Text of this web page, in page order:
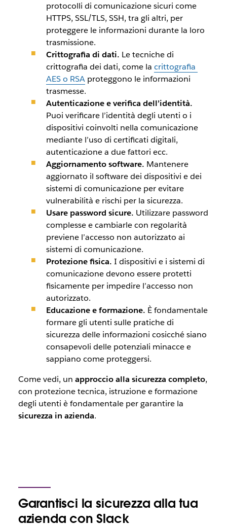
protocolli di comunicazione sicuri come
HTTPS, SSL/TLS, SSH, tra gli altri, per
proteggere le informazioni durante la loro
trasmissione.
Crittografia di dati. Le tecniche di
crittografia dei dati, come la crittografia
AES o RSAproteggono le informazioni
trasmesse.
Autenticazione e verifica dell’identità.
Puoi verificare l’identità degli utenti o i
dispositivi coinvolti nella comunicazione
mediante l’uso di certificati digitali,
autenticazione a due fattori ecc.
Aggiornamentosoftware. Mantenere
aggiornato il softwaredei dispositivi e dei
sistemi di comunicazione per evitare
vulnerabilità e rischi per la sicurezza.
Usare password sicure. Utilizzare password
complesse e cambiarle con regolarità
previene l’accesso non autorizzato ai
sistemi di comunicazione.
Protezione fisica. I dispositivi e i sistemi di
comunicazione devono essere protetti
fisicamente per impedire l’accesso non
autorizzato.
Educazione e formazione. È fondamentale
formare gli utenti sulle pratiche di
sicurezza delle informazioni cosicché siano
consapevoli delle potenziali minacce e
sappiano come proteggersi.
Come vedi, un approccio alla sicurezza completo,
con protezione tecnica, istruzione e formazione
degli utenti è fondamentale per garantire la
sicurezza in azienda.
Garantisci la sicurezza alla tua
azienda con Slack